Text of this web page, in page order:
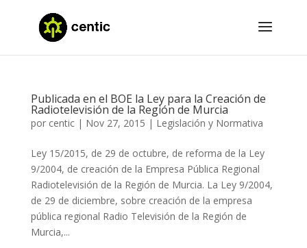
Publicada en el BOE la Ley para la Creación de
Radiotelevisión de la Región de Murcia
por centic| Nov 27, 2015 | Legislación y Normativa
Ley 15/2015, de 29 de octubre, de reforma de la Ley
9/2004, de creación de la Empresa Pública Regional
Radiotelevisión de la Región de Murcia. La Ley 9/2004,
de 29 de diciembre, sobre creación de la empresa
pública regional Radio Televisión de la Región de
Murcia,...